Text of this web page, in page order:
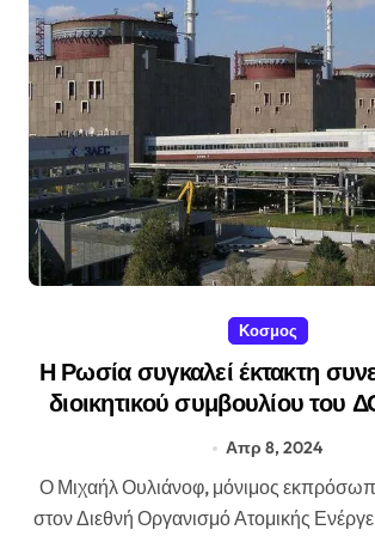
Κοσμος
Η Ρωσία συγκαλεί έκτακτη
διοικητικού συμβουλίου του
επιθέσεις στη
Απρ 8, 2024
Ο Μιχαήλ Ουλιάνοφ, μόνιμος εκπρόσωπος της Ρωσίας
στον Διεθνή Οργανισμό Ατομικής